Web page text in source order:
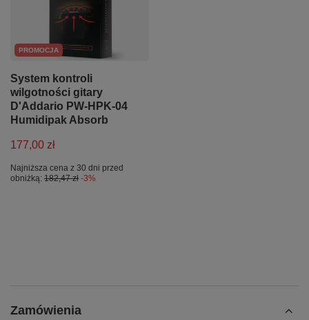
PROMOCJA
System kontroli
wilgotności gitary
D'Addario PW-HPK-04
Humidipak Absorb
177,00 zł
Najniższa cena z 30 dni przed
obniżką: 182,47 zł -3%
Zamówienia